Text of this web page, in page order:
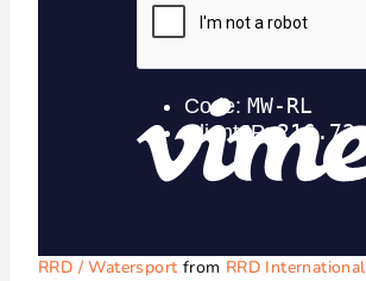
RRD / Watersport from RRD International